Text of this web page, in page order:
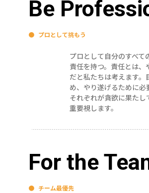
Be
● プロとして挑もう
プロとして自分のすべて
責任を持つ。責任とは、
だと私たちは考えます。
め、やり遂げるために必
それぞれが貪欲に果たし
重要視します。
For the
● チーム最優先